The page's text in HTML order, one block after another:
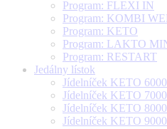
Program: FLEXI IN
Program: KOMBI
Program: KETO
Program: LAKTO
Program: RESTART
Jedálny lístok
Jídelníček KETO
Jídelníček KETO
Jídelníček KETO
Jídelníček KETO